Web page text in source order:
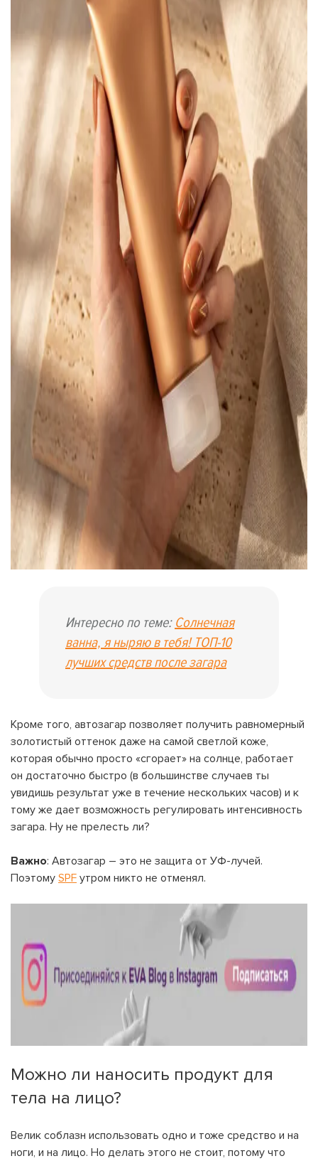
Интересно по теме: Солнечная
ванна, я ныряю в тебя! ТОП-10
лучших средств после загара
Кроме того, автозагар позволяет получить равномерный
золотистый оттенок даже на самой светлой коже,
которая обычно просто «сгорает» на солнце, работает
он достаточно быстро (в большинстве случаев ты
увидишь результат уже в течение нескольких часов) и к
тому же дает возможность регулировать интенсивность
загара. Ну не прелесть ли?
Важно: Автозагар – это не защита от УФ-лучей.
Поэтому SPF утром никто не отменял.
Можно ли наносить продукт для
тела на лицо?
Велик соблазн использовать одно и тоже средство и на
ноги, и на лицо. Но делать этого не стоит, потому что